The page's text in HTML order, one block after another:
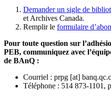
Demander un sigle de
et Archives Canada.
Remplir le formulaire
Pour toute question sur
PEB, communiquez avec
de BAnQ :
Courriel : prpg [at]
Téléphone : 514 873-1101,